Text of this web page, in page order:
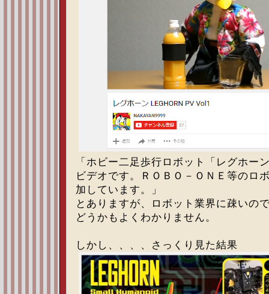
「ホビー二足歩行ロボット「レグホー
ビデオです。ＲＯＢＯ－ＯＮＥ等のロ
加しています。」
とありますが、ロボット業界に疎いの
どうかもよくわかりません。
しかし、、、、さっくり見た結果